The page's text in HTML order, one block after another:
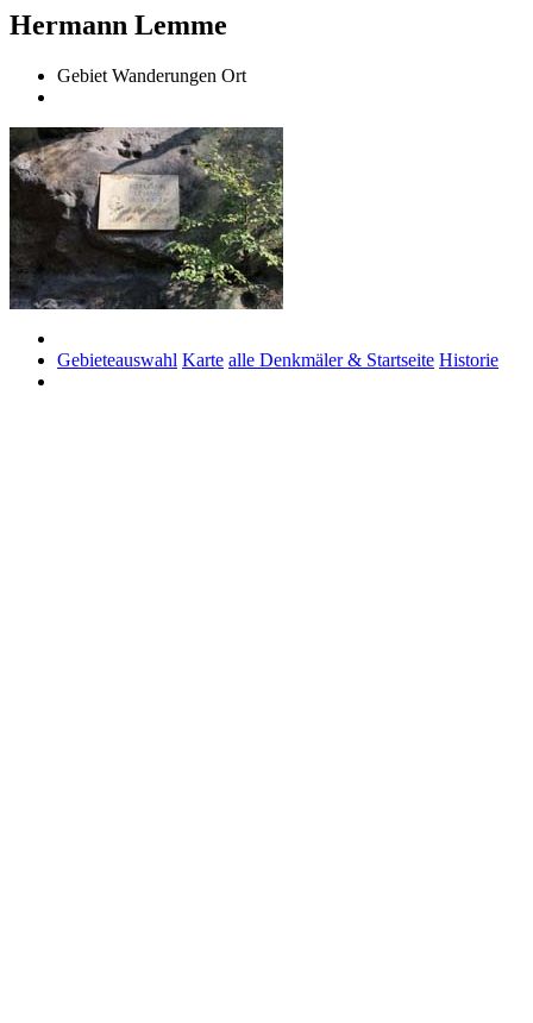
Hermann Lemme
Gebiet Wanderungen Ort
Gebieteauswahl Karte alle Denkmäler & Startseite Historie